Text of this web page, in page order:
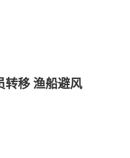
转移 渔船避风